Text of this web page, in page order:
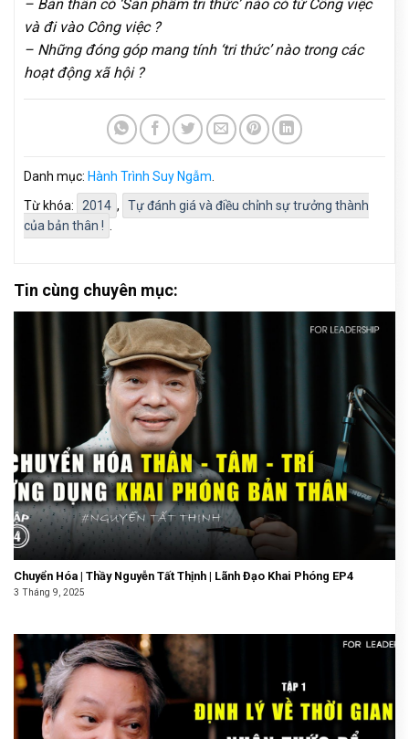
– Bản thân có ‘Sản phẩm tri thức’ nào có từ Công việc
và đi vào Công việc ?
– Những đóng góp mang tính ‘tri thức’ nào trong các
hoạt động xã hội ?
Danh mục: Hành Trình Suy Ngẫm
Từ khóa:
2014 ,
Tự đánh giá và điều chỉnh sự trưởng thành
của bản thân !
Tin cùng chuyên mục:
Chuyển Hóa | Thầy Nguyễn Tất Thịnh | Lãnh Đạo Khai Phóng EP4
3 Tháng 9, 2025